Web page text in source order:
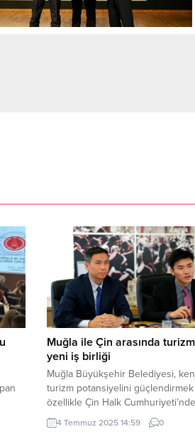
Muğla ile Çin arasında
yeni iş birliği
Muğla Büyükşehir Belediyesi,
turizm potansiyelini
özellikle Çin Halk
gelen ziyaretçilerin ziyaretlerini
hale getirmek amacıyla Fethiye’de
4 Temmuz 2025 14:59 0